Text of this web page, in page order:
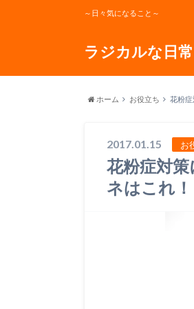
ラジカルな日常
～日々気になること～
ホーム お役立ち 花粉
2017.01.15 お
花粉症対
ネはこれ！